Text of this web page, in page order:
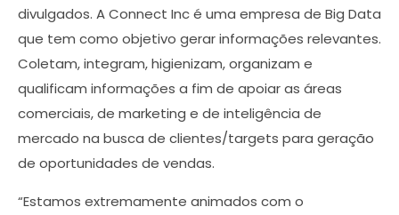
divulgados. A Connect Inc é uma empresa de Big Data
que tem como objetivo gerar informações relevantes.
Coletam, integram, higienizam, organizam e
qualificam informações a fim de apoiar as áreas
comerciais, de marketing e de inteligência de
mercado na busca de clientes/targets para geração
de oportunidades de vendas.
“Estamos extremamente animados com o